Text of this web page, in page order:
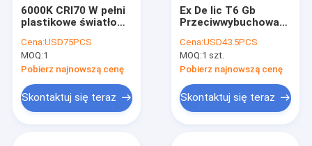
6000K CRI70 W pełni
plastikowe światło
przeciwwybuchowe 3
stopy 5 stóp liniowe
Cena:USD75PCS
MOQ:1
Pobierz najnowszą cenę
Skontaktuj się teraz
Ex De Iic T6 Gb
Przeciwwybuchowa
fluorescencyjna 2
stopy 4 stopy IP65
Żarówki rurowe LED
T8
Cena:USD43.5PCS
MOQ:1 szt.
Pobierz najnowszą cenę
Skontaktuj się teraz